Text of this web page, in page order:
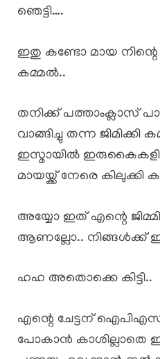
ഞെട്ടി….
ഇതു കണ്ടോ മായ നിന്റെ
കമ്മൽ..
തനിക്ക് പത്താംക്ലാസ്
വാങ്ങിച്ചു തന്ന ജിമിക്കി
ഇസ്മായിൽ
മായയ്ക്ക് നേരെ കിലുക്കി
അയ്യോ ഇത് എന്റെ
ആണല്ലോ.. നിങ്ങൾക്ക്
ഹഹ അതൊക്കെ കിട്ടി..
എന്റെ ചേട്ടന് ഐപിഎസ്
പോകാൻ കാശില്ലാതെ